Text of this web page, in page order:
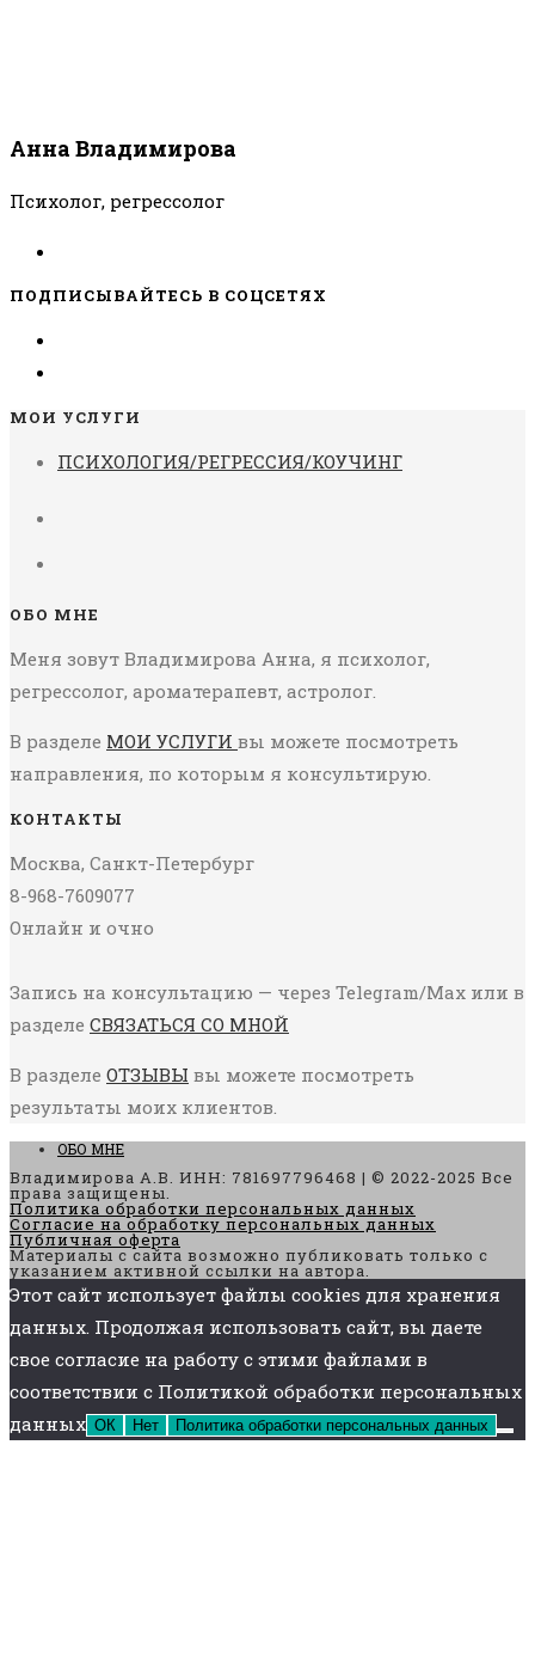
Анна Владимирова
Психолог, регрессолог
ПОДПИСЫВАЙТЕСЬ В СОЦСЕТЯХ
МОИ УСЛУГИ
ПСИХОЛОГИЯ/РЕГРЕССИЯ/КОУЧИНГ
ОБО МНЕ
Меня зовут Владимирова Анна, я психолог,
регрессолог, ароматерапевт, астролог.
В разделе МОИ УСЛУГИ вы можете посмотреть
направления, по которым я консультирую.
КОНТАКТЫ
Москва, Санкт-Петербург
8-968-7609077
Онлайн и очно
Запись на консультацию — через Telegram/Max или в
разделе СВЯЗАТЬСЯ СО МНОЙ
В разделе ОТЗЫВЫ вы можете посмотреть
результаты моих клиентов.
ОБО МНЕ
Владимирова А.В. ИНН: 781697796468 | © 2022-2025 Все
права защищены.
Политика обработки персональных данных
Согласие на обработку персональных данных
Публичная оферта
Материалы с сайта возможно публиковать только с
указанием активной ссылки на автора.
Этот сайт использует файлы cookies для хранения
данных. Продолжая использовать сайт, вы даете
свое согласие на работу с этими файлами в
соответствии с Политикой обработки персональных
данных ОК Нет Политика обработки персональных данных